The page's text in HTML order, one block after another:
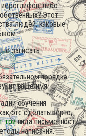
либо
Этот
людей, каковые
записать
порядке
ваше имя.
обучения
это сделать верно,
тривида письменности.
написания.